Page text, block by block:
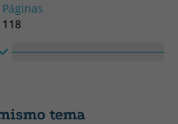
Páginas
118
Idioma
tema